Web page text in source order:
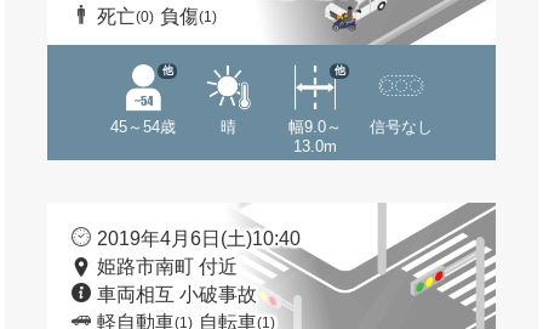
死亡(0) 負傷(1)
45～54歳
他
晴
幅9.0～
13.0m
他
信号なし
2019年4月6日(土)10:40
姫路市南町 付近
車両相互 小破事故
軽自動車(1) 自転車(1)